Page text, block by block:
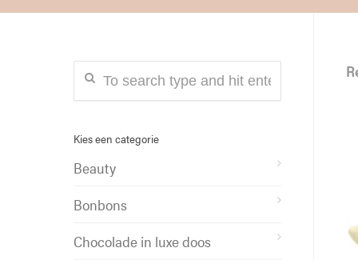
Kies een categorie
Beauty
Bonbons
Chocolade in luxe doos